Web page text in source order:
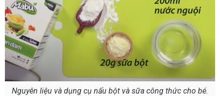
Nguyên liệu và dụng cụ nấu bột và sữa công thức cho bé.